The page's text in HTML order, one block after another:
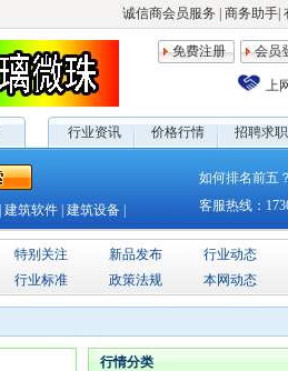
诚信商会员服务 商务助手
免费注册 会员
上
行业资讯 价格行情 招聘求职
建筑软件 建筑设备
如何排名前五？
客服热线：
特别关注 新品发布 行业动态
行业标准 政策法规 本网动态
行情分类